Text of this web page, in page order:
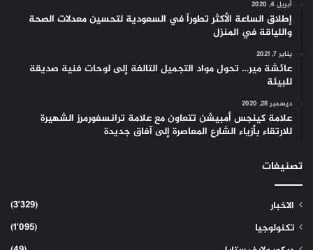
أبريل 4, 2020
إطلاق الساعة الأكثر تطوراً في السعودية لتحسين معدلات الصحة
واللياقة في المنزل
يناير 7, 2021
عائشة مير… تحول مواد التجميل التالفة إلى لوحات فنية صديقة
للبيئة
ديسمبر 28, 2020
علامة كينجس أمبيشن تتعاون مع علامة ترانسفورمرز الشهيرة
للارتقاء بأزياء الشارع المعاصرة إلى آفاق جديدة
تصنيفات
الاخبار
(3٬329)
تكنولوجيا
(1٬095)